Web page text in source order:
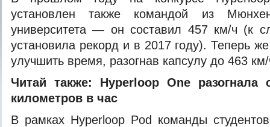
установлен также командой из
университета — он составил 457 км/ч (к
установила рекорд и в 2017 году). Теперь
улучшить время, разогнав капсулу до 463
Читай также: Hyperloop One
километров в час
В рамках Hyperloop Pod команды